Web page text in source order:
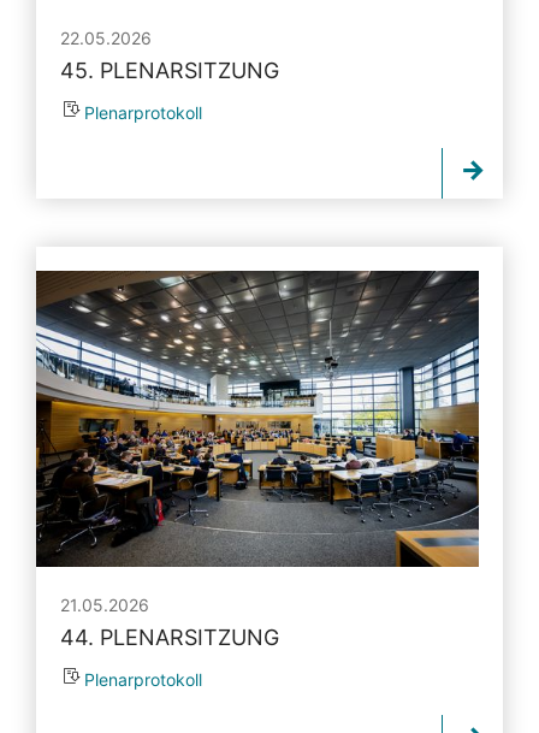
22.05.2026
45. PLENARSITZUNG
Plenarprotokoll
21.05.2026
44. PLENARSITZUNG
Plenarprotokoll